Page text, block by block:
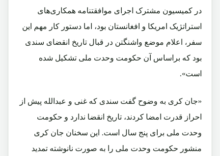
در کمیسیون مشترک اجرای موافقتنامه همکاری‌های
استراتژیک امریکا و افغانستان بود، اما دستور کار مهم این
سفر، اعلام موضع واشنگتن در قبال تاریخ انقضای سندی
بود که براساس آن حکومت وحدت ملی تشکیل شده
است».
«جان کری به وضوح گفت سندی که غنی و عبدالله پیش از
احراز قدرت امضا کردند، تاریخ انقضا ندارد و حکومت
وحدت ملی برای پنج سال است. این سخنان جان کری
منشور حکومت وحدت ملی را به ‌صورت نانوشته تمدید